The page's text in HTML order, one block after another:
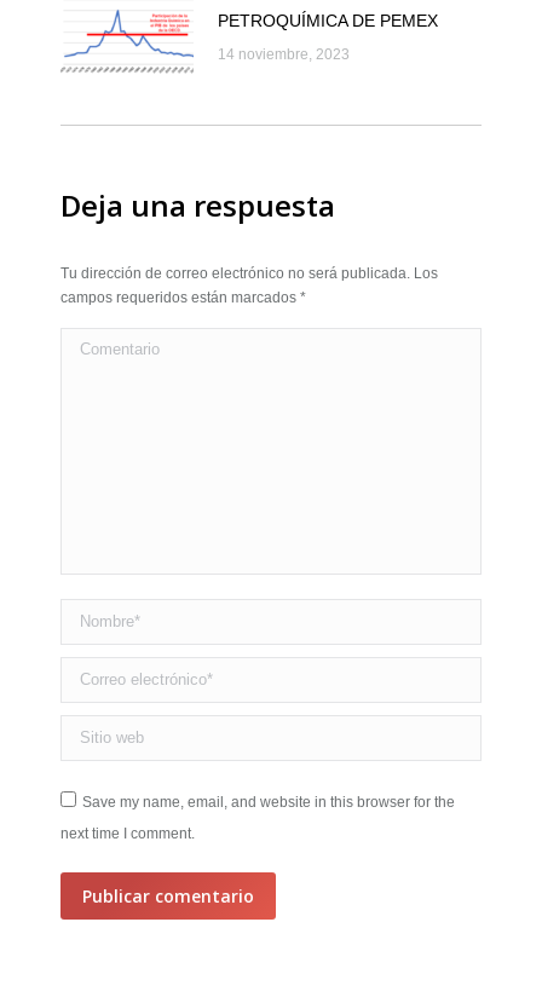
PETROQUÍMICA DE PEMEX
14 noviembre, 2023
Deja una respuesta
Tu dirección de correo electrónico no será publicada. Los
campos requeridos están marcados *
Comentario
Nombre *
Correo electrónico *
Sitio web
Save my name, email, and website in this browser for the
next time I comment.
Publicar comentario